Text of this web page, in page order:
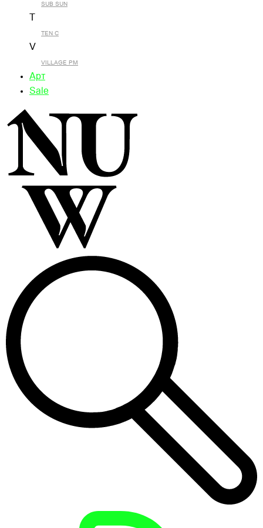
SUB SUN
TEN C
V
VILLAGE PM
Арт
Sale